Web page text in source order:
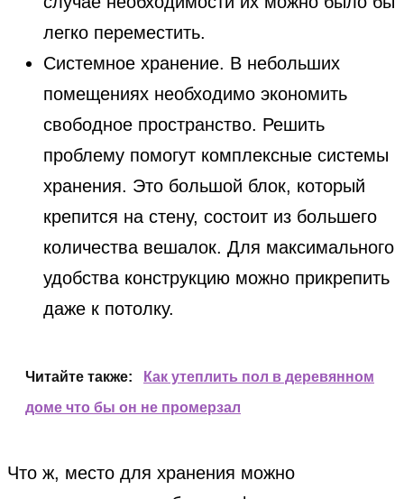
легко переместить.
Системное хранение. В небольших
помещениях необходимо экономить
свободное пространство. Решить
проблему помогут комплексные системы
хранения. Это большой блок, который
крепится на стену, состоит из большего
количества вешалок. Для максимального
удобства конструкцию можно прикрепить
даже к потолку.
Читайте также:
Как утеплить пол в деревянном
доме что бы он не промерзал
Что ж, место для хранения можно